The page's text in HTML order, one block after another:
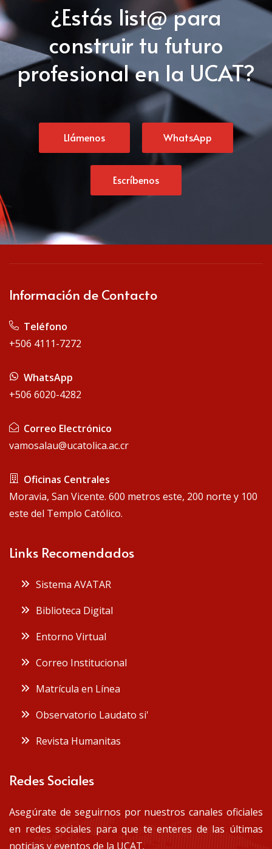
¿Estás list@ para
construir tu futuro
profesional en la UCAT?
Llámenos WhatsApp
Escríbenos
Información de Contacto
Teléfono
+506 4111-7272
WhatsApp
+506 6020-4282
Correo Electrónico
vamosalau@ucatolica.ac.cr
Oficinas Centrales
Moravia, San Vicente. 600 metros este, 200 norte y 100
este del Templo Católico.
Links Recomendados
Sistema AVATAR
Biblioteca Digital
Entorno Virtual
Correo Institucional
Matrícula en Línea
Observatorio Laudato si'
Revista Humanitas
Redes Sociales
Asegúrate de seguirnos por nuestros canales oficiales
en redes sociales para que te enteres de las últimas
noticias y eventos de la UCAT.